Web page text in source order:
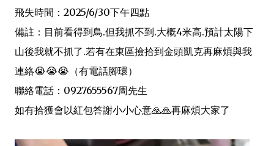
飛失時間：2025/6/30下午四點
備註：目前看得到鳥.但我抓不到.大概4米高.預計太陽下
山後我就不抓了.若有在東區撿拾到金頭凱克再麻煩與我
連絡😭😭😭（有電話腳環）
聯絡電話：0927655567周先生
如有拾獲會以紅包答謝小小心意🙏🙏再麻煩大家了